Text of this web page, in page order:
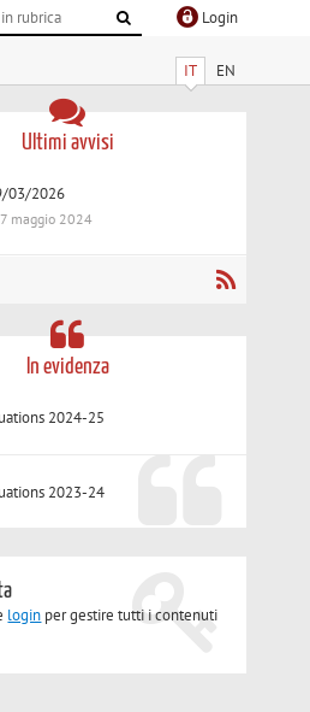
Login
IT EN
Ultimi avvisi
03/2026
maggio 2024
In evidenza
2024-25
2023-24
login per gestire tutti i contenuti